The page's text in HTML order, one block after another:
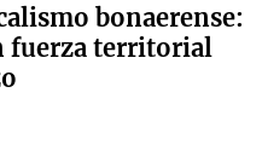
bonaerense:
fuerza territorial